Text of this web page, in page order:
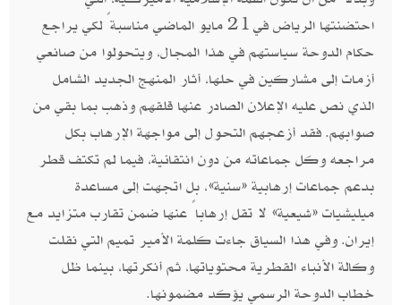
احتضنتها الرياض في 21 مايو الماضي مناسبةً لكي يراجع
حكام الدوحة سياستهم في هذا المجال، ويتحولوا من صانعي
أزمات إلى مشاركين في حلها، أثار المنهج الجديد الشامل
الذي نص عليه الإعلان الصادر عنها قلقهم وذهب بما بقي من
صوابهم. فقد أزعجهم التحول إلى مواجهة الإرهاب بكل
مراجعه وكل جماعاته من دون انتقائية، فيما لم تكتف قطر
بدعم جماعات إرهابية «سنية»، بل اتجهت إلى مساعدة
ميليشيات «شيعية» لا تقل إرهاباً عنها ضمن تقارب متزايد مع
إيران. وفي هذا السياق جاءت كلمة الأمير تميم التي نقلت
وكالة الأنباء القطرية محتوياتها، ثم أنكرتها، بينما ظل
خطاب الدوحة الرسمي يؤكد مضمونها.